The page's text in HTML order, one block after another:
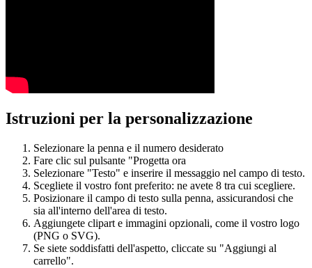
Istruzioni per la personalizzazione
Selezionare la penna e il numero desiderato
Fare clic sul pulsante "Progetta ora
Selezionare "Testo" e inserire il messaggio nel campo di testo.
Scegliete il vostro font preferito: ne avete 8 tra cui scegliere.
Posizionare il campo di testo sulla penna, assicurandosi che
sia all'interno dell'area di testo.
Aggiungete clipart e immagini opzionali, come il vostro logo
(PNG o SVG).
Se siete soddisfatti dell'aspetto, cliccate su "Aggiungi al
carrello".